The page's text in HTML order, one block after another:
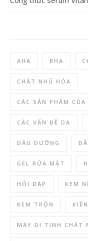
AHA BHA
CHẤT NHŨ HÓA
CÁC SẢN PHẨM
CÁC VẤN ĐỀ DA
DẦU DƯỠNG
GEL RỬA MẶT
HỎI ĐÁP KEM
KEM TRỘN
MÁY DI TINH CHẤT